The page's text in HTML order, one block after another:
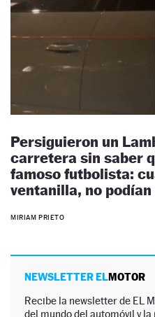
Persiguieron un
carretera sin saber
famoso futbolista:
ventanilla, no
MIRIAM PRIETO
NEWSLETTER ELMOTOR
Recibe la newsletter de EL
del mundo del automóvil y